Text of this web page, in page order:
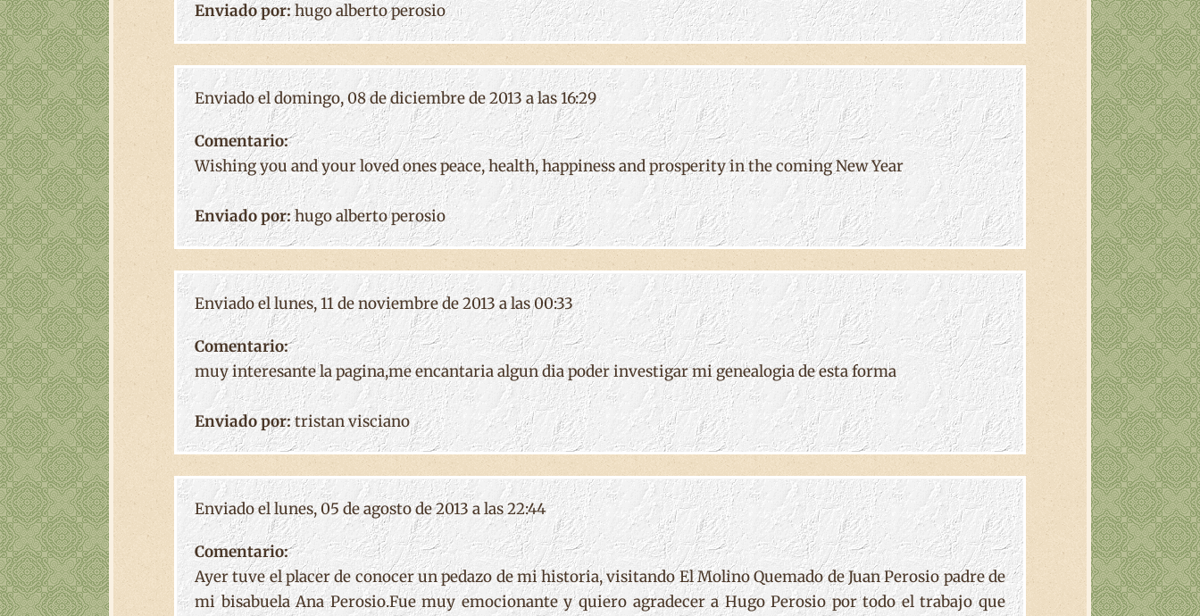
Enviado por:hugo alberto perosio
Enviado el domingo, 08 de diciembre de 2013 a las 16:29
Comentario:
Wishing you and your loved ones peace, health, happiness and prosperity in the coming New Year
Enviado por:hugo alberto perosio
Enviado el lunes, 11 de noviembre de 2013 a las 00:33
Comentario:
muy interesante la pagina,me encantaria algun dia poder investigar mi genealogia de esta forma
Enviado por:tristan visciano
Enviado el lunes, 05 de agosto de 2013 a las 22:44
Comentario:
Ayer tuve el placer de conocer un pedazo de mi historia, visitando El Molino Quemado de Juan Perosio padre de
mi bisabuela Ana Perosio.Fue muy emocionante y quiero agradecer a Hugo Perosio por todo el trabajo que